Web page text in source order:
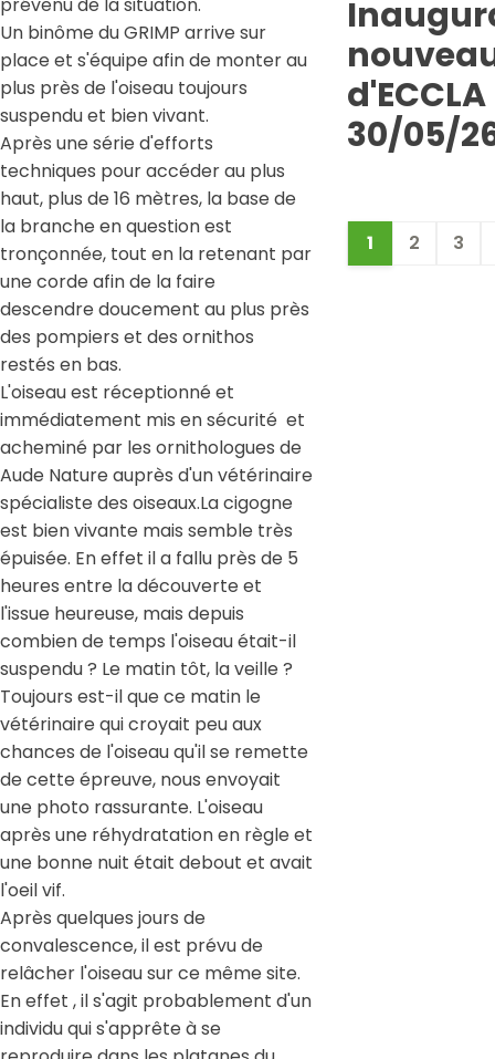
Un binôme du GRIMP arrive sur
place et s'équipe afin de monter au
plus près de l'oiseau toujours
suspendu et bien vivant.
Après une série d'efforts
techniques pour accéder au plus
haut, plus de 16 mètres, la base de
la branche en question est
tronçonnée, tout en la retenant par
une corde afin de la faire
descendre doucement au plus près
des pompiers et des ornithos
restés en bas.
L'oiseau est réceptionné et
immédiatement mis en sécurité et
acheminé par les ornithologues de
Aude Nature auprès d'un vétérinaire
spécialiste des oiseaux.La cigogne
est bien vivante mais semble très
épuisée. En effet il a fallu près de 5
heures entre la découverte et
l'issue heureuse, mais depuis
combien de temps l'oiseau était-il
suspendu ? Le matin tôt, la veille ?
Toujours est-il que ce matin le
vétérinaire qui croyait peu aux
chances de l'oiseau qu'il se remette
de cette épreuve, nous envoyait
une photo rassurante. L'oiseau
après une réhydratation en règle et
une bonne nuit était debout et avait
l'oeil vif.
Après quelques jours de
convalescence, il est prévu de
relâcher l'oiseau sur ce même site.
En effet , il s'agit probablement d'un
individu qui s'apprête à se
30/05/
1 2 3